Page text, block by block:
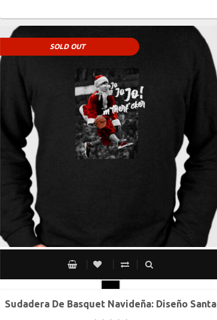
SOLD OUT
CH M G XG XXG
Sudadera De Basquet Navideña: Diseño Santa